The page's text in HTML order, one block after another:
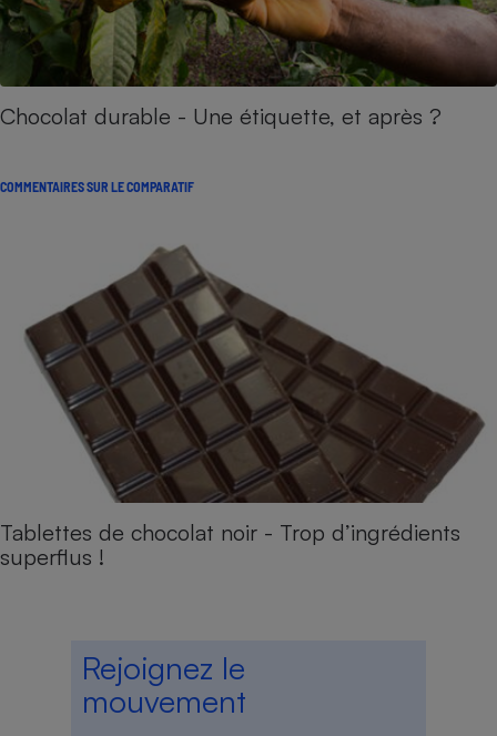
Chocolat durable - Une étiquette, et après ?
COMMENTAIRES SUR LE COMPARATIF
Tablettes de chocolat noir - Trop d’ingrédients
superflus !
Rejoignez le
mouvement